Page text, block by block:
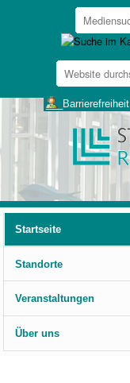
Website
durchsuchen
___Barrierefreiheit
Startseite
Standorte
Veranstaltungen
Über uns